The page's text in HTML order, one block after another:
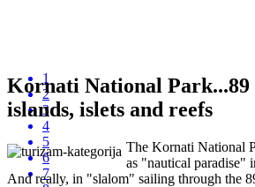
1
2
3
4
5
6
7
Kornati National Park...89
islands, islets and reefs
The Kornati National
as "nautical paradise"
And really, in "slalom" sailing through the